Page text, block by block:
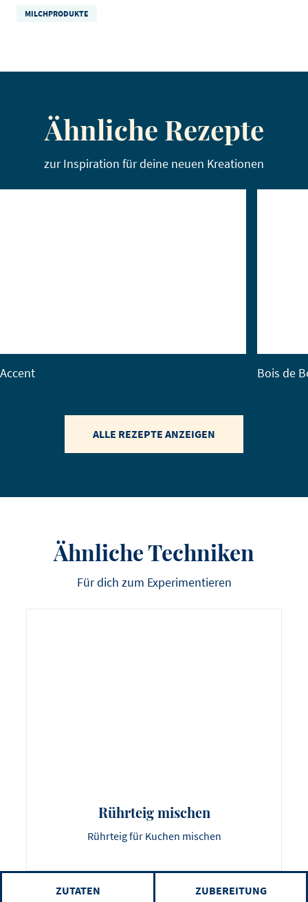
MILCHPRODUKTE
Ähnliche Rezepte
zur Inspiration für deine neuen Kreationen
Accent Bois de
ALLE REZEPTE ANZEIGEN
Ähnliche Techniken
Für dich zum Experimentieren
Rührteig mischen
Rührteig für Kuchen mischen
ZUTATEN ZUBEREITUNG